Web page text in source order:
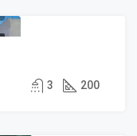
3 200